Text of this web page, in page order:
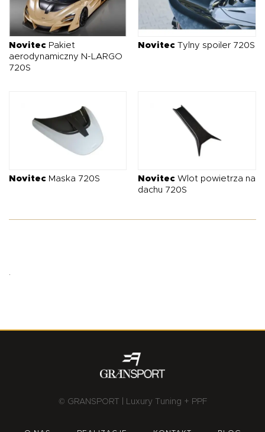
Novitec Pakiet
aerodynamiczny N-LARGO
720S
Novitec Tylny spoiler 720S
Novitec Maska 720S Novitec Wlot powietrza na
dachu 720S
.
© GRANSPORT | Luxury Tuning + PPF